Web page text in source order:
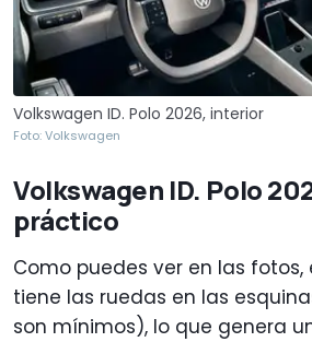
Volkswagen ID. Polo 2026, interior
Foto: Volkswagen
Volkswagen ID. Polo
práctico
Como puedes ver en las fotos,
tiene las ruedas en las
son mínimos), lo que genera